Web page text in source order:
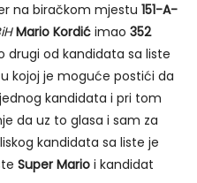
na biračkom mjestu 151-A-
Mario Kordić imao 352
drugi od kandidata sa liste
kojoj je moguće postići da
kandidata i pri tom
da uz to glasa i sam za
kandidata sa liste je
Super Mario i kandidat